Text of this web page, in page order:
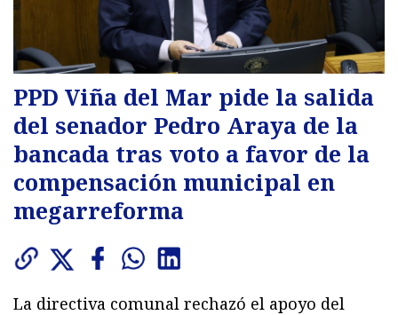
PPD Viña del Mar pide la salida
del senador Pedro Araya de la
bancada tras voto a favor de la
compensación municipal en
megarreforma
La directiva comunal rechazó el apoyo del